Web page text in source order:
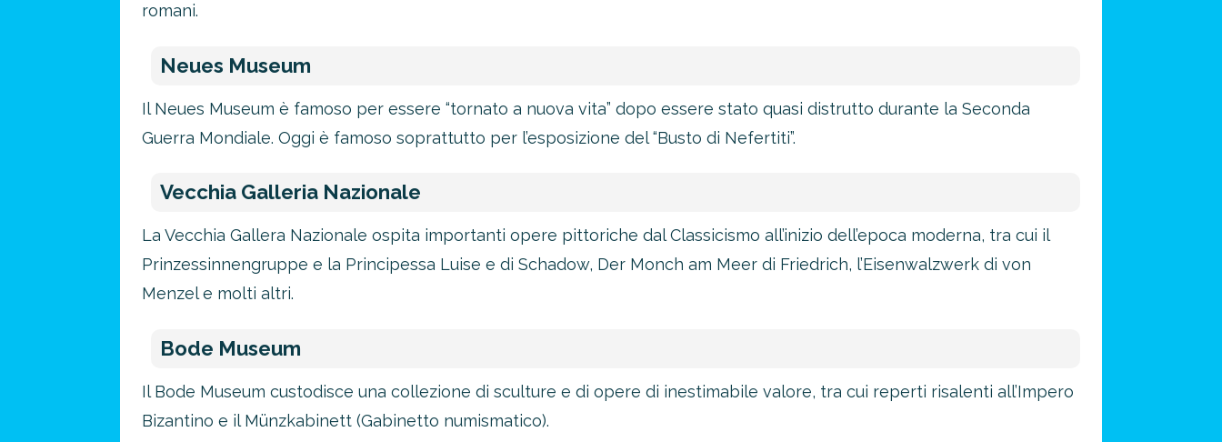
romani.
Neues Museum
Il Neues Museum è famoso per essere “tornato a nuova vita” dopo essere stato quasi distrutto durante la Seconda
Guerra Mondiale. Oggi è famoso soprattutto per l’esposizione del “Busto di Nefertiti”.
Vecchia Galleria Nazionale
La Vecchia Gallera Nazionale ospita importanti opere pittoriche dal Classicismo all’inizio dell’epoca moderna, tra cui il
Prinzessinnengruppe e la Principessa Luise e di Schadow, Der Monch am Meer di Friedrich, l’Eisenwalzwerk di von
Menzel e molti altri.
Bode Museum
Il Bode Museum custodisce una collezione di sculture e di opere di inestimabile valore, tra cui reperti risalenti all’Impero
Bizantino e il Münzkabinett (Gabinetto numismatico).